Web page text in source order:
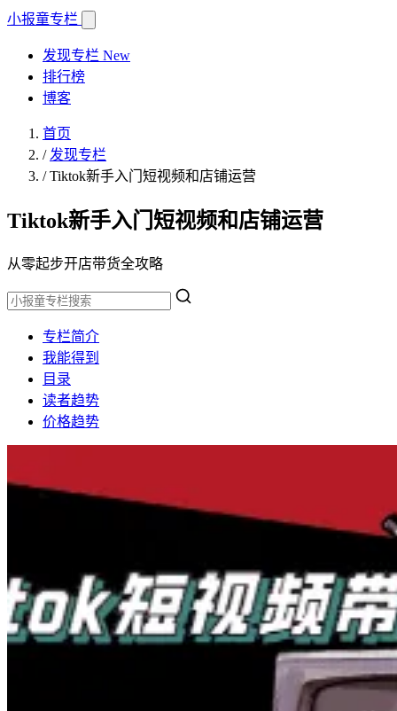
小报童专栏
发现专栏 New
排行榜
博客
首页
/ 发现专栏
/Tiktok新手入门短视频和店铺运营
Tiktok新手入门短视频和店铺运营
从零起步开店带货全攻略
专栏简介
我能得到
目录
读者趋势
价格趋势